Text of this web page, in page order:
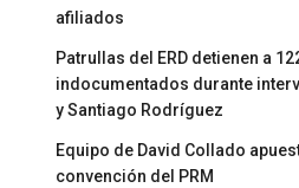
afiliados
Patrullas del ERD detienen a
indocumentados durante
y Santiago Rodríguez
Equipo de David Collado
convención del PRM